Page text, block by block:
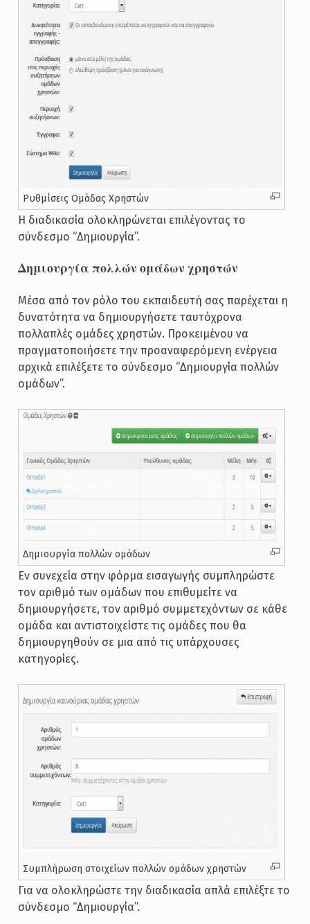
Ρυθμίσεις Ομάδας Χρηστών
Η διαδικασία ολοκληρώνεται επιλέγοντας το
σύνδεσμο “Δημιουργία”.
Δημιουργία πολλών ομάδων χρηστών
Μέσα από τον ρόλο του εκπαιδευτή σας παρέχεται η
δυνατότητα να δημιουργήσετε ταυτόχρονα
πολλαπλές ομάδες χρηστών. Προκειμένου να
πραγματοποιήσετε την προαναφερόμενη ενέργεια
αρχικά επιλέξετε το σύνδεσμο “Δημιουργία πολλών
ομάδων”.
Δημιουργία πολλών ομάδων
Εν συνεχεία στην φόρμα εισαγωγής συμπληρώστε
τον αριθμό των ομάδων που επιθυμείτε να
δημιουργήσετε, τον αριθμό συμμετεχόντων σε κάθε
ομάδα και αντιστοιχείστε τις ομάδες που θα
δημιουργηθούν σε μια από τις υπάρχουσες
κατηγορίες.
Συμπλήρωση στοιχείων πολλών ομάδων χρηστών
Για να ολοκληρώστε την διαδικασία απλά επιλέξτε το
σύνδεσμο “Δημιουργία”.